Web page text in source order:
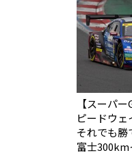
【スーパ
ピードウ
それでも勝
富士300km